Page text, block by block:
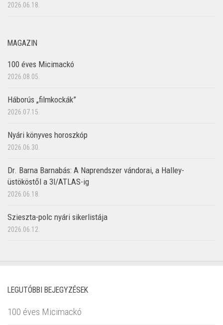
2026.06.18.
MAGAZIN
100 éves Micimackó
2026.08.05.
Háborús „filmkockák”
2026.07.15.
Nyári könyves horoszkóp
2026.06.30.
Dr. Barna Barnabás: A Naprendszer vándorai, a Halley-
üstököstől a 3I/ATLAS-ig
2026.06.18.
Szieszta-polc nyári sikerlistája
2026.06.12.
LEGUTÓBBI BEJEGYZÉSEK
100 éves Micimackó